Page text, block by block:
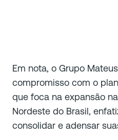
Em nota, o Grupo
compromisso com o
que foca na expansão
Nordeste do Brasil,
consolidar e adensar